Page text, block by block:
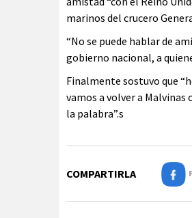
marinos del crucero
“No se puede hablar de
gobierno nacional, a
Finalmente sostuvo que
vamos a volver a
la palabra”.s
COMPARTIRLA